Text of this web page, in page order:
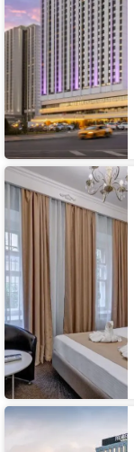
Отель
Часы
Таганская
Отель
Пальмира